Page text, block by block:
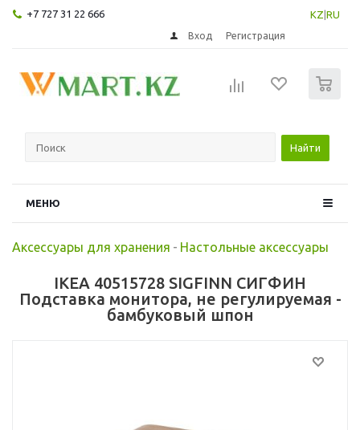
+7 727 31 22 666 KZ RU
Вход Регистрация
Найти
МЕНЮ
Аксессуары для хранения - Настольные аксессуары
IKEA 40515728 SIGFINN СИГФИН
Подставка монитора, не регулируемая -
бамбуковый шпон